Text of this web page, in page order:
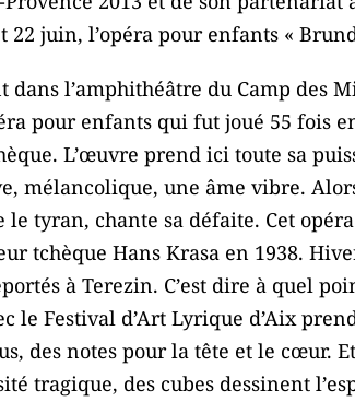
22 juin, l’opéra pour enfants «
dans l’amphithéâtre du Camp des
pour enfants qui fut joué 55 fois
L’œuvre prend ici toute sa
mélancolique, une âme vibre.
tyran, chante sa défaite. Cet
tchèque Hans Krasa en 1938.
à Terezin. C’est dire à quel
Festival d’Art Lyrique d’Aix
des notes pour la tête et le cœur.
tragique, des cubes dessinent